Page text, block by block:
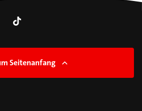
Seitenanfang